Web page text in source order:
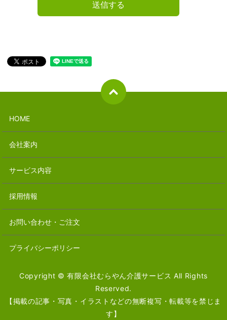
HOME
会社案内
サービス内容
採用情報
お問い合わせ・ご注文
プライバシーポリシー
Copyright © 有限会社むらやん介護サービス All Rights
Reserved.
【掲載の記事・写真・イラストなどの無断複写・転載等を禁じま
す】